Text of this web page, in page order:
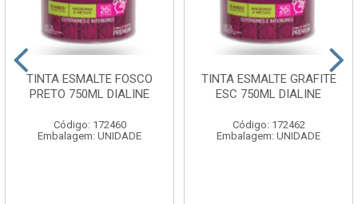
TINTA ESMALTE FOSCO
PRETO 750ML DIALINE
Código: 172460
Embalagem: UNIDADE
TINTA ESMALTE GRAFITE
ESC 750ML DIALINE
Código: 172462
Embalagem: UNIDADE